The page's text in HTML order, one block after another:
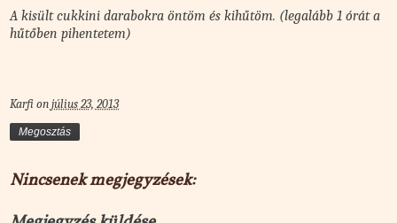
A kisült cukkini darabokra öntöm és kihűtöm. (legalább 1 órát a
hűtőben pihentetem)
Karfi onjúlius 23, 2013
Megosztás
Nincsenek megjegyzések: